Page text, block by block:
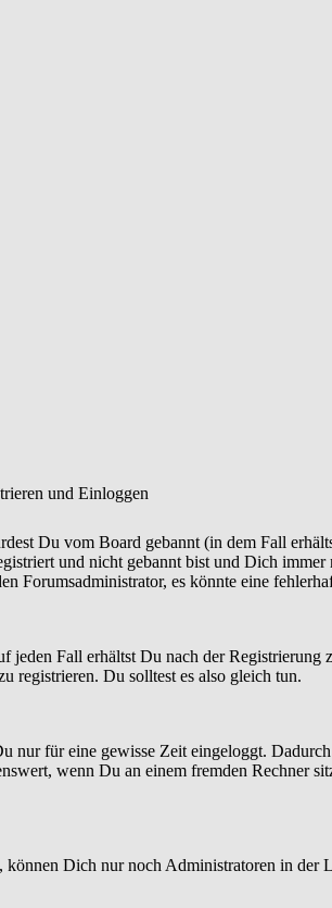
und Einloggen
Du vom Board gebannt (in dem Fall
und nicht gebannt bist und Dich
Forumsadministrator, es könnte eine
Fall erhältst Du nach der
registrieren. Du solltest es also gleich tun.
nur für eine gewisse Zeit eingeloggt.
wenn Du an einem fremden Rechner
Dich nur noch Administratoren in der